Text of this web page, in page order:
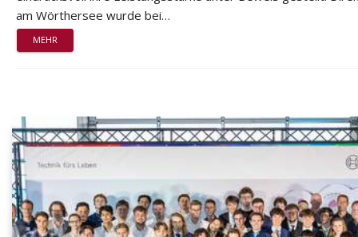
am Wörthersee wurde bei…
MEHR